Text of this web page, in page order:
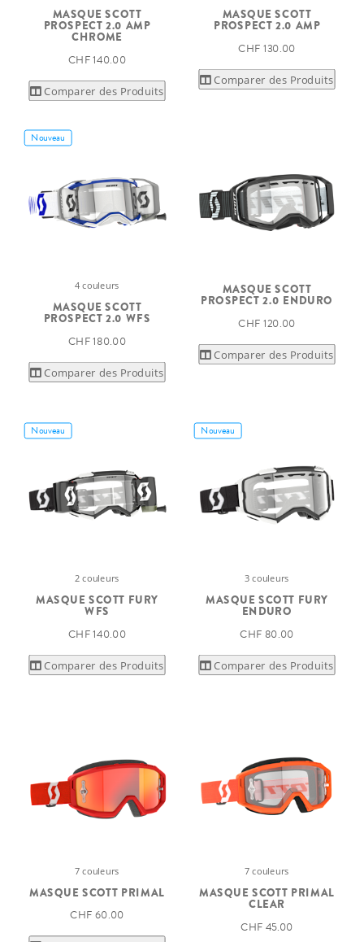
MASQUE SCOTT
PROSPECT 2.0 AMP
CHROME
CHF 140.00
Comparer des Produits
MASQUE SCOTT
PROSPECT 2.0 AMP
CHF 130.00
Comparer des Produits
Nouveau
4 couleurs
MASQUE SCOTT
PROSPECT 2.0 WFS
CHF 180.00
Comparer des Produits
MASQUE SCOTT
PROSPECT 2.0 ENDURO
CHF 120.00
Comparer des Produits
Nouveau
2 couleurs
MASQUE SCOTT FURY
WFS
CHF 140.00
Comparer des Produits
Nouveau
3 couleurs
MASQUE SCOTT FURY
ENDURO
CHF 80.00
Comparer des Produits
7 couleurs
MASQUE SCOTT PRIMAL
CHF 60.00
7 couleurs
MASQUE SCOTT PRIMAL
CLEAR
CHF 45.00